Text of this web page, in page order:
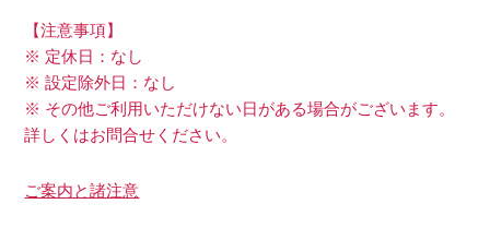
【注意事項】
※ 定休日：なし
※ 設定除外日：なし
※ その他ご利用いただけない日がある場合がございます。
詳しくはお問合せください。
ご案内と諸注意